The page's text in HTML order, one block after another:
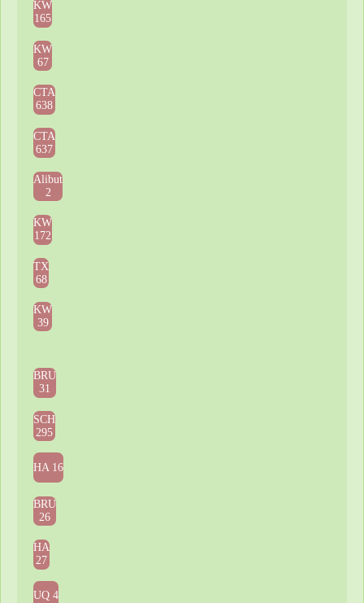
KW
165
KW
67
CTA
638
CTA
637
Alibut
2
KW
172
TX
68
KW
39
BRU
31
SCH
295
HA 16
BRU
26
HA
27
UQ 4